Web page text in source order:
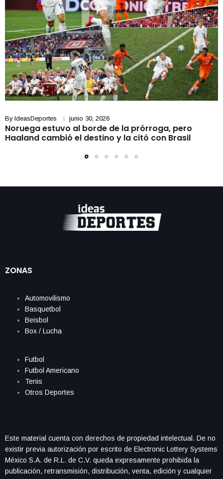
By IdeasDeportes junio 30, 2026
Noruega estuvo al borde de la prórroga, pero
Haaland cambió el destino y la citó con Brasil
ZONAS
Automovilismo
Basquetbol
Beisbol
Box / Lucha
Futbol
Futbol Americano
Tenis
Otros Deportes
Este material cuenta con derechos de propiedad intelectual. De no
existir previa autorización por escrito de Electronic Lottery Systems
México S.A. de R.L. de C.V. queda expresamente prohibida la
publicación, retransmisión, distribución, venta, edición y cualquier